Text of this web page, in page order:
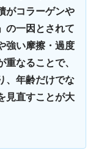
がコラーゲンや
の一因とされて
強い摩擦・過度
なることで、
、年齢だけでな
見直すことが大